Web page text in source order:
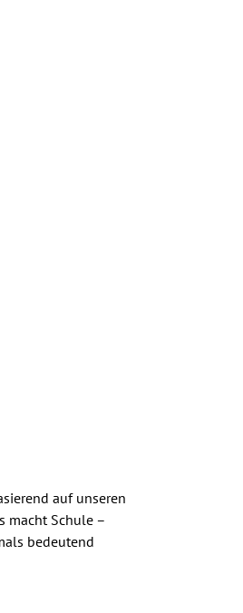
auf unseren
macht Schule –
bedeutend